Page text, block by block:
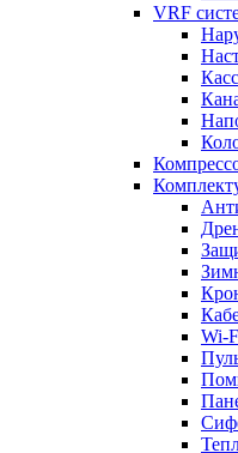
VRF
Wi-